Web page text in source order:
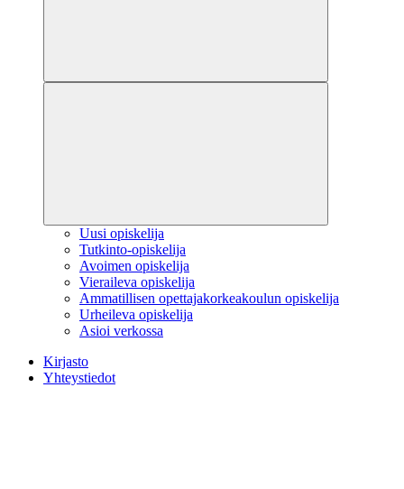
Uusi opiskelija
Tutkinto-opiskelija
Avoimen opiskelija
Vieraileva opiskelija
Ammatillisen opettajakorkeakoulun opiskelija
Urheileva opiskelija
Asioi verkossa
Kirjasto
Yhteystiedot